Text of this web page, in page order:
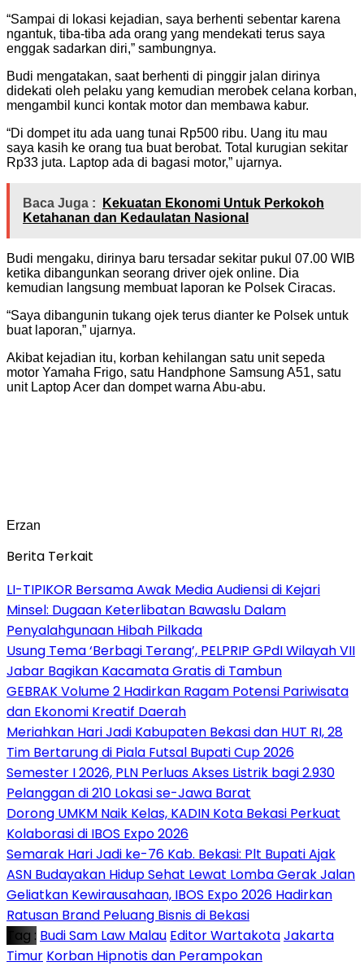
“Sampai di lokasi kejadian, saya berhenti sebentar karena
ngantuk, tiba-tiba ada orang yang mendekati terus saya
enggak sadarkan diri,” sambungnya.
Budi mengatakan, saat berhenti di pinggir jalan dirinya
didekati oleh pelaku yang kemudian merobek celana korban,
mengambil kunci kontak motor dan membawa kabur.
“Di dompet itu ada uang tunai Rp500 ribu. Uang itu mau
saya kasih ke orang tua buat berobat. Total kurugian sekitar
Rp33 juta. Laptop ada di bagasi motor,” ujarnya.
Baca Juga :
Kekuatan Ekonomi Untuk Perkokoh
Ketahanan dan Kedaulatan Nasional
Budi mengaku, dirinya baru tersadar sekitar pukul 07.00 WIB
ketika dibangunkan seorang driver ojek online. Dia
kemudian langsung membuat laporan ke Polsek Ciracas.
“Saya dibangunin tukang ojek terus dianter ke Polsek untuk
buat laporan,” ujarnya.
Akibat kejadian itu, korban kehilangan satu unit sepeda
motor Yamaha Frigo, satu Handphone Samsung A51, satu
unit Laptop Acer dan dompet warna Abu-abu.
Erzan
Berita Terkait
LI-TIPIKOR Bersama Awak Media Audiensi di Kejari
Minsel: Dugaan Keterlibatan Bawaslu Dalam
Penyalahgunaan Hibah Pilkada
‎Usung Tema ‘Berbagi Terang’, PELPRIP GPdI Wilayah VII
Jabar Bagikan Kacamata Gratis di Tambun
GEBRAK Volume 2 Hadirkan Ragam Potensi Pariwisata
dan Ekonomi Kreatif Daerah
Meriahkan Hari Jadi Kabupaten Bekasi dan HUT RI, 28
Tim Bertarung di Piala Futsal Bupati Cup 2026
Semester I 2026, PLN Perluas Akses Listrik bagi 2.930
Pelanggan di 210 Lokasi se-Jawa Barat
Dorong UMKM Naik Kelas, KADIN Kota Bekasi Perkuat
Kolaborasi di IBOS Expo 2026
‎Semarak Hari Jadi ke-76 Kab. Bekasi: Plt Bupati Ajak
ASN Budayakan Hidup Sehat Lewat Lomba Gerak Jalan
‎Geliatkan Kewirausahaan, IBOS Expo 2026 Hadirkan
Ratusan Brand Peluang Bisnis di Bekasi
Tag : Budi Sam Law Malau Editor WartakotaJakarta
Timur Korban Hipnotis dan Perampokan